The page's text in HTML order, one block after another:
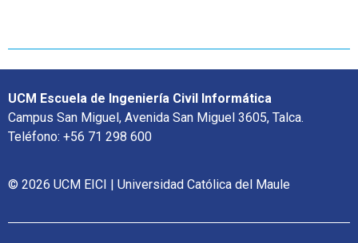
UCM Escuela de Ingeniería Civil Informática
Campus San Miguel, Avenida San Miguel 3605, Talca.
Teléfono: +56 71 298 600
© 2026 UCM EICI | Universidad Católica del Maule